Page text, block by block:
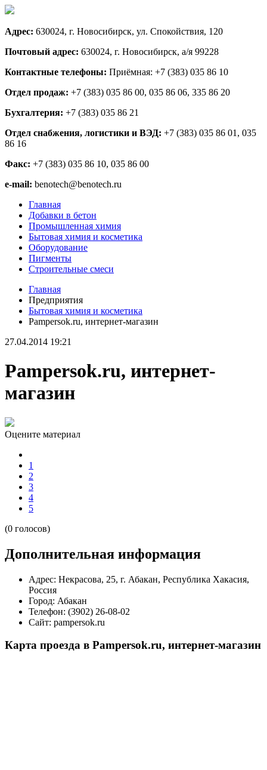
Адрес: 630024, г. Новосибирск, ул. Спокойствия, 120
Почтовый адрес: 630024, г. Новосибирск, а/я 99228
Контактные телефоны: Приёмная: +7 (383) 035 86 10
Отдел продаж: +7 (383) 035 86 00, 035 86 06, 335 86 20
Бухгалтерия: +7 (383) 035 86 21
Отдел снабжения, логистики и ВЭД: +7 (383) 035 86 01, 035
86 16
Факс: +7 (383) 035 86 10, 035 86 00
e-mail: benotech@benotech.ru
Главная
Добавки в бетон
Промышленная химия
Бытовая химия и косметика
Оборудование
Пигменты
Строительные смеси
Главная
Предприятия
Бытовая химия и косметика
Pampersok.ru, интернет-магазин
27.04.2014 19:21
Pampersok.ru, интернет-
магазин
Оцените материал
1
2
3
4
5
(0 голосов)
Дополнительная информация
Адрес: Некрасова, 25, г. Абакан, Республика Хакасия,
Россия
Город: Абакан
Телефон: (3902) 26-08-02
Сайт: pampersok.ru
Карта проезда в Pampersok.ru, интернет-магазин